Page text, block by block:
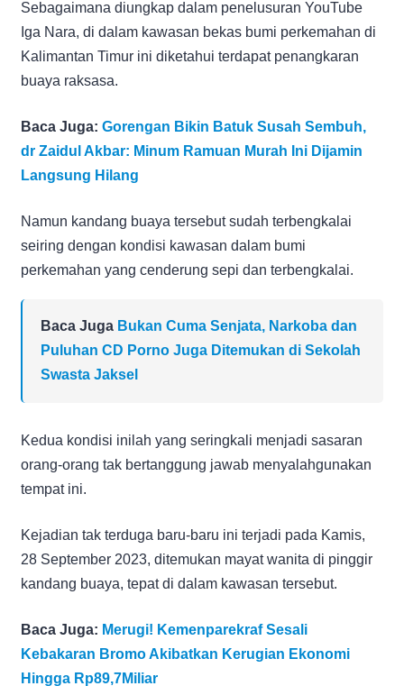
Sebagaimana diungkap dalam penelusuran YouTube
Iga Nara, di dalam kawasan bekas bumi perkemahan di
Kalimantan Timur ini diketahui terdapat penangkaran
buaya raksasa.
Baca Juga: Gorengan Bikin Batuk Susah Sembuh,
dr Zaidul Akbar: Minum Ramuan Murah Ini Dijamin
Langsung Hilang
Namun kandang buaya tersebut sudah terbengkalai
seiring dengan kondisi kawasan dalam bumi
perkemahan yang cenderung sepi dan terbengkalai.
Baca Juga Bukan Cuma Senjata, Narkoba dan
Puluhan CD Porno Juga Ditemukan di Sekolah
Swasta Jaksel
Kedua kondisi inilah yang seringkali menjadi sasaran
orang-orang tak bertanggung jawab menyalahgunakan
tempat ini.
Kejadian tak terduga baru-baru ini terjadi pada Kamis,
28 September 2023, ditemukan mayat wanita di pinggir
kandang buaya, tepat di dalam kawasan tersebut.
Baca Juga: Merugi! Kemenparekraf Sesali
Kebakaran Bromo Akibatkan Kerugian Ekonomi
Hingga Rp89,7Miliar